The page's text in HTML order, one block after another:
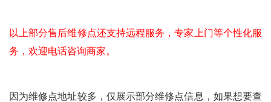
以上部分售后维修点还支持远程服务，专家上门等个性化服
务，欢迎电话咨询商家。
因为维修点地址较多，仅展示部分维修点信息，如果想要查